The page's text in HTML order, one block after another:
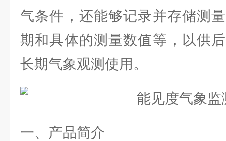
气条件，还能够记录并存储测
期和具体的测量数值等，以供
长期气象观测使用。
一、产品简介